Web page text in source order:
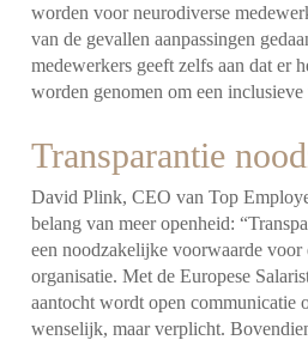
worden voor neurodiverse
van de gevallen aanpassingen
medewerkers geeft zelfs aan dat er
worden genomen om een
Transparantie
David Plink, CEO van Top
belang van meer openheid:
een noodzakelijke voorwaarde voor
organisatie. Met de Europese
aantocht wordt open communicatie
wenselijk, maar verplicht.